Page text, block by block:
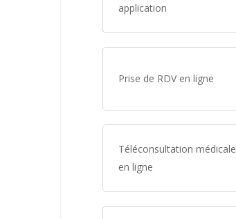
application
Prise de RDV en ligne
Téléconsultation médicale
en ligne